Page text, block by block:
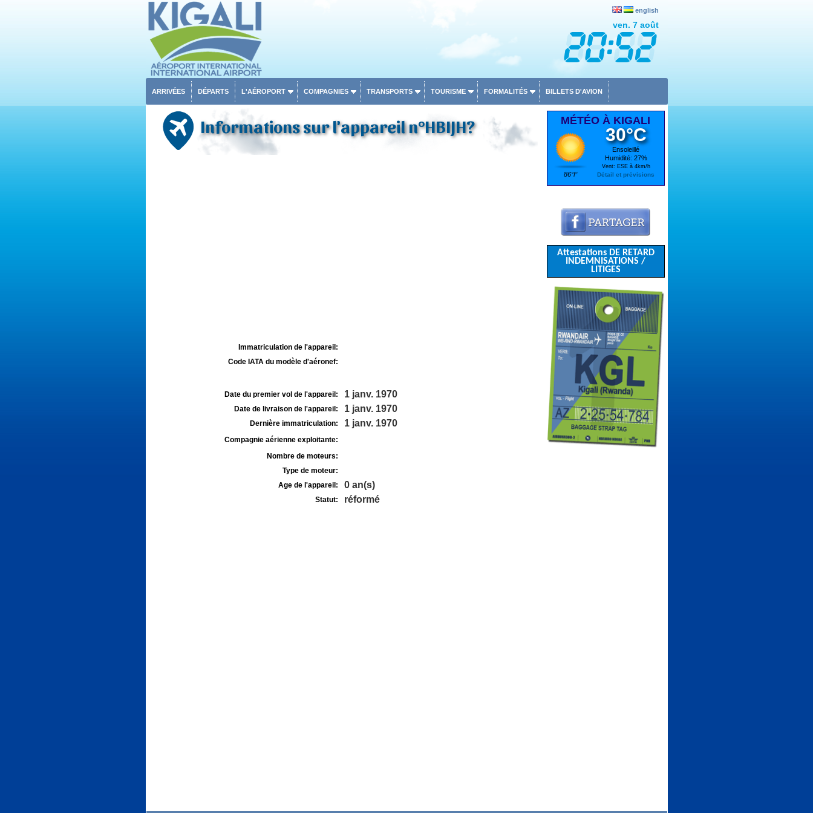
english
ven. 7 août
ARRIVÉES DÉPARTS L'AÉROPORT COMPAGNIES TRANSPORTS TOURISME FORMALITÉS BILLETS D'AVION
Informations sur l'appareil n°HBIJH?
Immatriculation de l'appareil:
Code IATA du modèle d'aéronef:
Date du premier vol de l'appareil: 1 janv. 1970
Date de livraison de l'appareil: 1 janv. 1970
Dernière immatriculation: 1 janv. 1970
Compagnie aérienne exploitante:
Nombre de moteurs:
Type de moteur:
Age de l'appareil:
0 an(s)
Statut: réformé
MÉTÉO À KIGALI
86°F
30°C
Ensoleillé
Humidité: 27%
Vent: ESE à 4km/h
Détail et prévisions
Attestations DE RETARD
INDEMNISATIONS /
LITIGES